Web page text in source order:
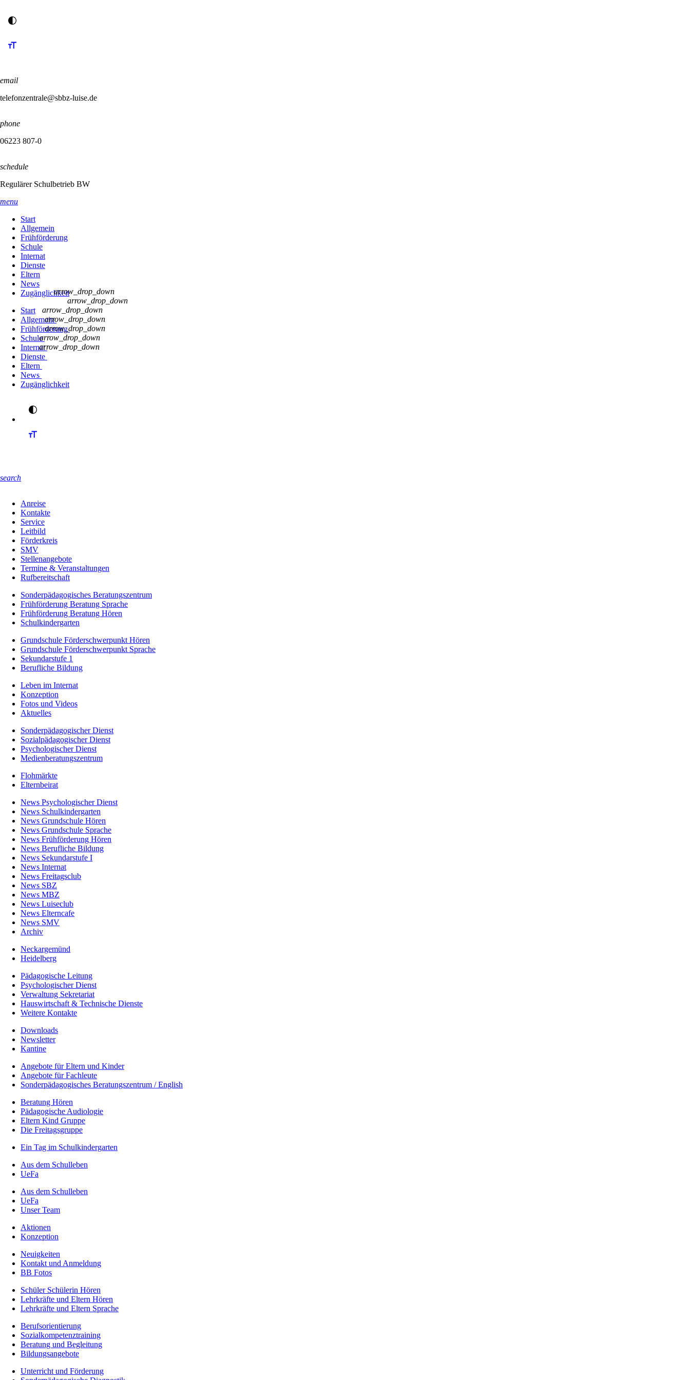
email
telefonzentrale@sbbz-luise.de
phone
06223 807-0
schedule
Regulärer Schulbetrieb BW
menu
Start
Allgemein
Frühförderung
Schule
Internat
Dienste
Eltern
News
Zugänglichkeit
Start
Allgemein
arrow_drop_down
Frühförderung
arrow_drop_down
Schule
arrow_drop_down
Internat
arrow_drop_down
Dienste
arrow_drop_down
Eltern
arrow_drop_down
News
arrow_drop_down
Zugänglichkeit
search
Anreise
Kontakte
Service
Leitbild
Förderkreis
SMV
Stellenangebote
Termine & Veranstaltungen
Rufbereitschaft
Sonderpädagogisches Beratungszentrum
Frühförderung Beratung Sprache
Frühförderung Beratung Hören
Schulkindergarten
Grundschule Förderschwerpunkt Hören
Grundschule Förderschwerpunkt Sprache
Sekundarstufe 1
Berufliche Bildung
Leben im Internat
Konzeption
Fotos und Videos
Aktuelles
Sonderpädagogischer Dienst
Sozialpädagogischer Dienst
Psychologischer Dienst
Medienberatungszentrum
Flohmärkte
Elternbeirat
News Psychologischer Dienst
News Schulkindergarten
News Grundschule Hören
News Grundschule Sprache
News Frühförderung Hören
News Berufliche Bildung
News Sekundarstufe I
News Internat
News Freitagsclub
News SBZ
News MBZ
News Luiseclub
News Elterncafe
News SMV
Archiv
Neckargemünd
Heidelberg
Pädagogische Leitung
Psychologischer Dienst
Verwaltung Sekretariat
Hauswirtschaft & Technische Dienste
Weitere Kontakte
Downloads
Newsletter
Kantine
Angebote für Eltern und Kinder
Angebote für Fachleute
Sonderpädagogisches Beratungszentrum / English
Beratung Hören
Pädagogische Audiologie
Eltern Kind Gruppe
Die Freitagsgruppe
Ein Tag im Schulkindergarten
Aus dem Schulleben
UeFa
Aus dem Schulleben
UeFa
Unser Team
Aktionen
Konzeption
Neuigkeiten
Kontakt und Anmeldung
BB Fotos
Schüler Schülerin Hören
Lehrkräfte und Eltern Hören
Lehrkräfte und Eltern Sprache
Berufs­orientierung
Sozialkompetenztraining
Beratung und Begleitung
Bildungsangebote
Unterricht und Förderung